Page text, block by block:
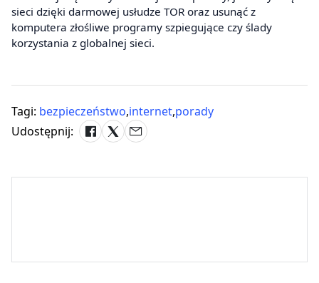
sieci dzięki darmowej usłudze TOR oraz usunąć z
komputera złośliwe programy szpiegujące czy ślady
korzystania z globalnej sieci.
Tagi: bezpieczeństwo,internet,porady
Udostępnij: